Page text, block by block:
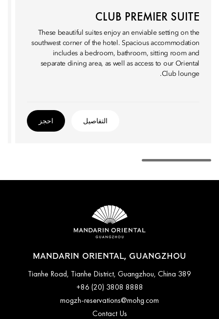
CLUB PREMIER SUITE
These beautiful suites enjoy an enviable setting on the
southwest corner of the hotel. Spacious accommodation
includes a bedroom, bathroom, sitting room and
separate dining area, as well as access to our Oriental
Club lounge.
التفاصيل احجز
MANDARIN ORIENTAL, GUANGZHOU
389 Tianhe Road, Tianhe District, Guangzhou, China
+86 (20) 3808 8888
mogzh-reservations@mohg.com
Contact Us